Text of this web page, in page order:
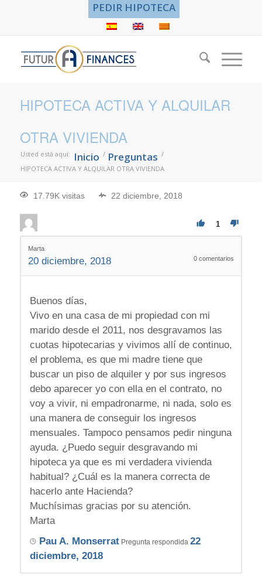
PEDIR HIPOTECA
HIPOTECA ACTIVA Y ALQUILAR
OTRA VIVIENDA
Usted está aquí: Inicio / Preguntas /
HIPOTECA ACTIVA Y ALQUILAR OTRA VIVIENDA
17.79K visitas 22 diciembre, 2018
1
Marta
20 diciembre, 2018 0 comentarios
Buenos días,
Vivo en una casa de mi propiedad con mi
marido desde el 2011, nos desgravamos las
cuotas hipotecarias y vivimos allí de continuo,
el problema, es que mi madre tiene que
buscar un piso de alquiler y por sus ingresos
debo aparecer yo con ella en el contrato, no
voy a vivir, ni empadronarme, ni nada, solo es
una manera de conseguir los ingresos
mensuales. Tampoco pensamos pedir ninguna
ayuda. ¿Puedo seguir desgravando mi
hipoteca ya que es mi verdadera vivienda
habitual? ¿Cuál es la manera correcta de
hacerlo ante Hacienda?
Muchísimas gracias por su atención.
Marta
Pau A. MonserratPregunta respondida 22
diciembre, 2018